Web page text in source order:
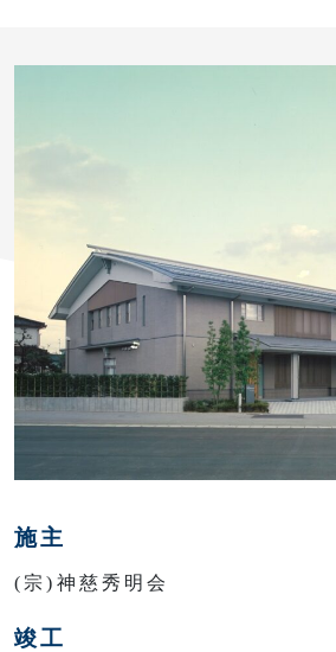
施主
(宗)神慈秀明会
竣工